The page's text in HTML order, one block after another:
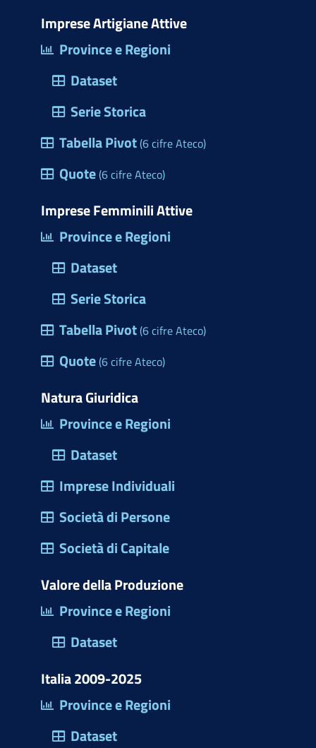
t
t
r
)
d
o
a
r
e
n
a
n
e
t
r
a
d
a
l
g
o
o
o
mImprese Artigiane Attive
Province e Regioni
Dataset
Serie Storica
Tabella Pivot(6 cifre Ateco)
Quote(6 cifre Ateco)
Imprese Femminili Attive
Province e Regioni
Dataset
Serie Storica
Tabella Pivot(6 cifre Ateco)
Quote(6 cifre Ateco)
Natura Giuridica
Province e Regioni
Dataset
Imprese Individuali
Società di Persone
Società di Capitale
Valore della Produzione
Province e Regioni
Dataset
Italia 2009-2025
Province e Regioni
Dataset